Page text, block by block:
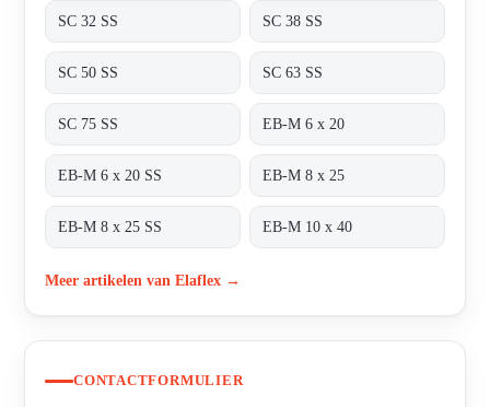
SC 32 SS SC 38 SS
SC 50 SS SC 63 SS
SC 75 SS EB-M 6 x 20
EB-M 6 x 20 SS EB-M 8 x 25
EB-M 8 x 25 SS EB-M 10 x 40
Meer artikelen van Elaflex →
CONTACTFORMULIER